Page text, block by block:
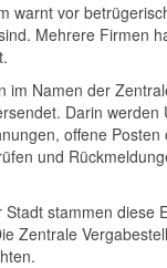
warnt vor
Mehrere Firmen
im Namen der
Darin werden
offene
und
Stadt stammen diese
Zentrale